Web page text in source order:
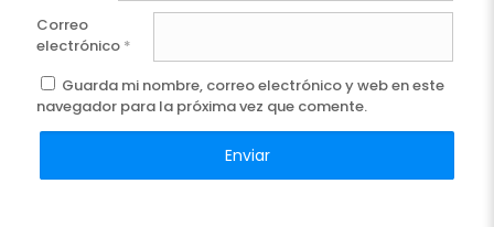
Correo
electrónico *
Guarda mi nombre, correo electrónico y web en este
navegador para la próxima vez que comente.